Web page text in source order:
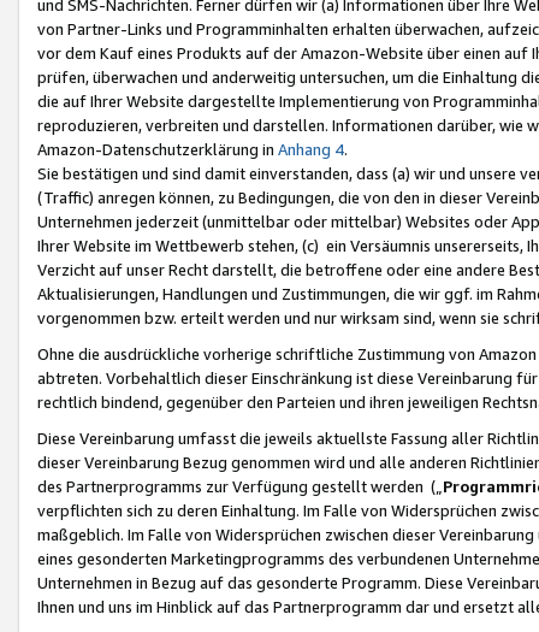
und SMS-Nachrichten. Ferner dürfen wir (a) Informationen über Ihre
von Partner-Links und Programminhalten erhalten überwachen,
vor dem Kauf eines Produkts auf der Amazon-Website über einen
prüfen, überwachen und anderweitig untersuchen, um die Einhaltung
die auf Ihrer Website dargestellte Implementierung von
reproduzieren, verbreiten und darstellen. Informationen darüber, wie
Amazon-Datenschutzerklärung in Anhang 4.
Sie bestätigen und sind damit einverstanden, dass (a) wir und
(Traffic) anregen können, zu Bedingungen, die von den in dieser
Unternehmen jederzeit (unmittelbar oder mittelbar) Websites oder
Ihrer Website im Wettbewerb stehen, (c) ein Versäumnis unsererseits,
Verzicht auf unser Recht darstellt, die betroffene oder eine andere
Aktualisierungen, Handlungen und Zustimmungen, die wir ggf. im
vorgenommen bzw. erteilt werden und nur wirksam sind, wenn sie
Ohne die ausdrückliche vorherige schriftliche Zustimmung von
abtreten. Vorbehaltlich dieser Einschränkung ist diese Vereinbarung
rechtlich bindend, gegenüber den Parteien und ihren jeweiligen
Diese Vereinbarung umfasst die jeweils aktuellste Fassung aller
dieser Vereinbarung Bezug genommen wird und alle anderen
des Partnerprogramms zur Verfügung gestellt werden („
verpflichten sich zu deren Einhaltung. Im Falle von Widersprüchen
maßgeblich. Im Falle von Widersprüchen zwischen dieser
eines gesonderten Marketingprogramms des verbundenen
Unternehmen in Bezug auf das gesonderte Programm. Diese
Ihnen und uns im Hinblick auf das Partnerprogramm dar und ersetzt